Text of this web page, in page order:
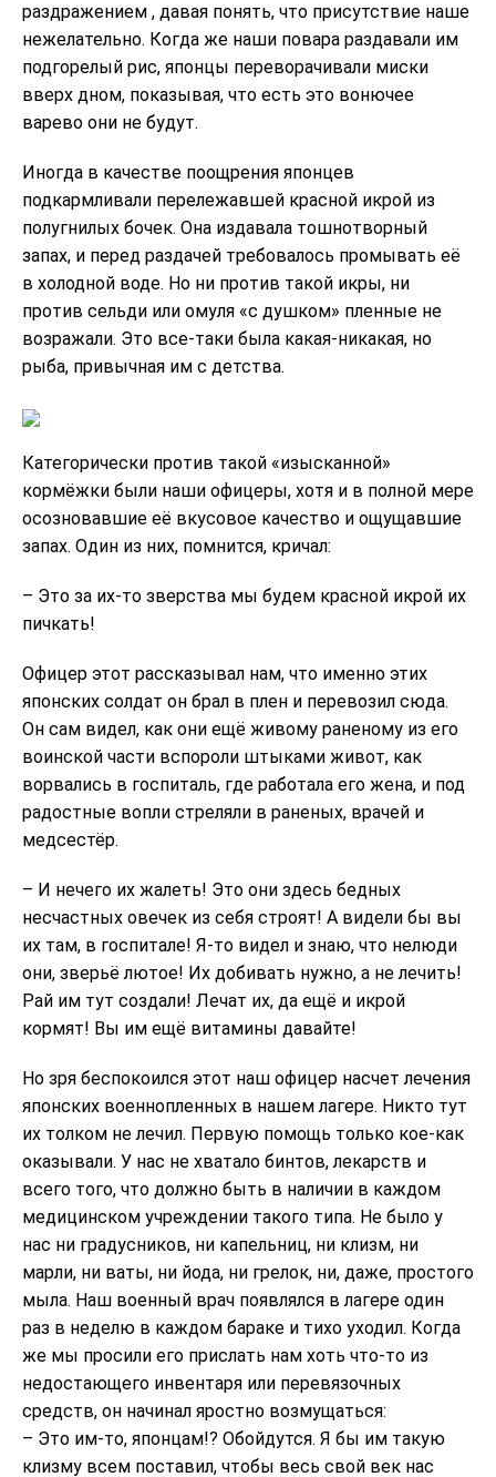
раздражением , давая понять, что присутствие наше
нежелательно. Когда же наши повара раздавали им
подгорелый рис, японцы переворачивали миски
вверх дном, показывая, что есть это вонючее
варево они не будут.
Иногда в качестве поощрения японцев
подкармливали перележавшей красной икрой из
полугнилых бочек. Она издавала тошнотворный
запах, и перед раздачей требовалось промывать её
в холодной воде. Но ни против такой икры, ни
против сельди или омуля «с душком» пленные не
возражали. Это все-таки была какая-никакая, но
рыба, привычная им с детства.
Категорически против такой «изысканной»
кормёжки были наши офицеры, хотя и в полной мере
осозновавшие её вкусовое качество и ощущавшие
запах. Один из них, помнится, кричал:
– Это за их-то зверства мы будем красной икрой их
пичкать!
Офицер этот рассказывал нам, что именно этих
японских солдат он брал в плен и перевозил сюда.
Он сам видел, как они ещё живому раненому из его
воинской части вспороли штыками живот, как
ворвались в госпиталь, где работала его жена, и под
радостные вопли стреляли в раненых, врачей и
медсестёр.
– И нечего их жалеть! Это они здесь бедных
несчастных овечек из себя строят! А видели бы вы
их там, в госпитале! Я-то видел и знаю, что нелюди
они, зверьё лютое! Их добивать нужно, а не лечить!
Рай им тут создали! Лечат их, да ещё и икрой
кормят! Вы им ещё витамины давайте!
Но зря беспокоился этот наш офицер насчет лечения
японских военнопленных в нашем лагере. Никто тут
их толком не лечил. Первую помощь только кое-как
оказывали. У нас не хватало бинтов, лекарств и
всего того, что должно быть в наличии в каждом
медицинском учреждении такого типа. Не было у
нас ни градусников, ни капельниц, ни клизм, ни
марли, ни ваты, ни йода, ни грелок, ни, даже, простого
мыла. Наш военный врач появлялся в лагере один
раз в неделю в каждом бараке и тихо уходил. Когда
же мы просили его прислать нам хоть что-то из
недостающего инвентаря или перевязочных
средств, он начинал яростно возмущаться:
– Это им-то, японцам!? Обойдутся. Я бы им такую
клизму всем поставил, чтобы весь свой век нас